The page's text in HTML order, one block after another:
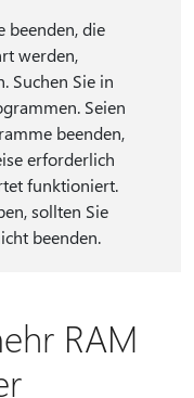
beenden, die
werden,
Suchen Sie in
Seien
beenden,
erforderlich
funktioniert.
sollten Sie
beenden.
RAM